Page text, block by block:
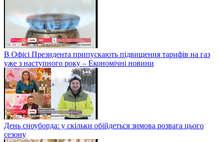
В Офісі Президента припускають підвищення тарифів на газ
уже з наступного року – Економічні новини
День сноуборда: у скільки обійдеться зимова розвага цього
сезону